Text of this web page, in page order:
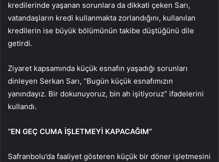
kredilerinde yaşanan sorunlara da dikkati çeken Sarı,
vatandaşların kredi kullanmakta zorlandığını, kullanılan
kredilerin ise büyük bölümünün takibe düştüğünü dile
getirdi.
Ziyaret kapsamında küçük esnafın yaşadığı sorunları
dinleyen Serkan Sarı, “Bugün küçük esnafımızın
yanındayız. Bir dokunuyoruz, bin ah işitiyoruz” ifadelerini
kullandı.
“EN GEÇ CUMA İŞLETMEYİ KAPACAĞIM”
Safranbolu’da faaliyet gösteren küçük bir döner işletmesini